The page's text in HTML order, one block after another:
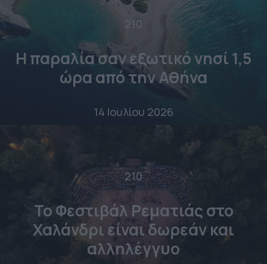
210
Η παραλία σαν εξωτικό νησί 1,5
ώρα από την Αθήνα
14 Ιουλίου 2026
210
Το Φεστιβάλ Ρεματιάς στο
Χαλάνδρι είναι δωρεάν και
αλληλέγγυο